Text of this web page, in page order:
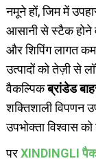
नमूने हों, जिम में
आसानी से स्टैक
और शिपिंग लागत
उत्पादों को तेज़ी से
वैकल्पिकब्रांडेड
शक्तिशाली
उपभोक्ता विश्वास को
परXINDINGLI